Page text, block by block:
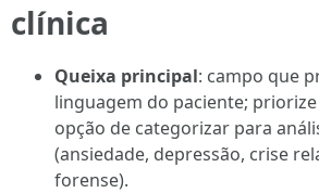
clínica
Queixa principal: campo que
linguagem do paciente;
opção de categorizar para
(ansiedade, depressão, crise
forense).